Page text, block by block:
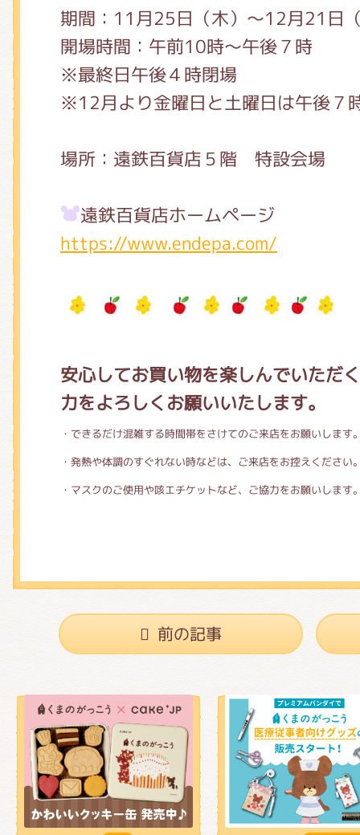
期間：11月25日（木）～12月21日
開場時間：午前10時～午後７時
※最終日午後４時閉場
※12月より金曜日と土曜日は午後７
場所：遠鉄百貨店５階 特設会場
遠鉄百貨店ホームページ
https://www.endepa.com/
安心してお買い物を楽しんでいただ
力をよろしくお願いいたします。
・できるだけ混雑する時間帯をさけてのご来店をお願いします
・発熱や体調のすぐれない時などは、ご来店をお控えください
・マスクのご使用や咳エチケットなど、ご協力をお願いします
前の記事